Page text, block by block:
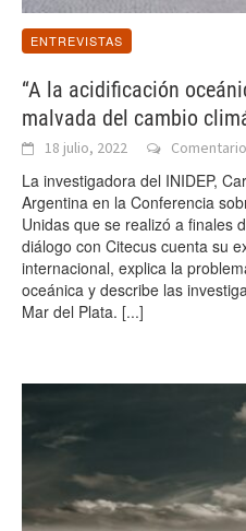
ENTREVISTAS
“A la acidificación
malvada del cambio
18 julio, 2022 Comentario
La investigadora del INIDEP,
Argentina en la Conferencia
Unidas que se realizó a finales
diálogo con Citecus cuenta su
internacional, explica la
oceánica y describe las
Mar del Plata. [...]